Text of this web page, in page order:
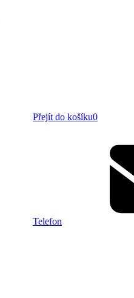
Přejít do košíku0
Telefon